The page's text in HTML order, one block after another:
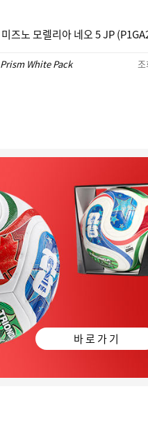
미즈노 모렐리아 네오 5 JP
Prism White Pack
바 로 가 기